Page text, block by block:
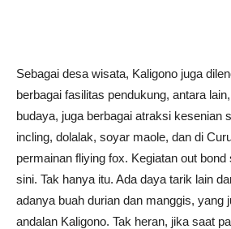
Sebagai desa wisata, Kaligono juga
berbagai fasilitas pendukung, antara
budaya, juga berbagai atraksi kesenian
incling, dolalak, soyar maole, dan di
permainan fliying fox. Kegiatan out
sini. Tak hanya itu. Ada daya tarik lain
adanya buah durian dan manggis, yang
andalan Kaligono. Tak heran, jika saat